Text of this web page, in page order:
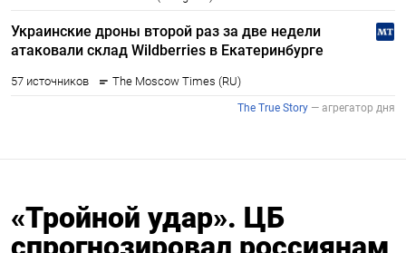
«Тройной удар». ЦБ